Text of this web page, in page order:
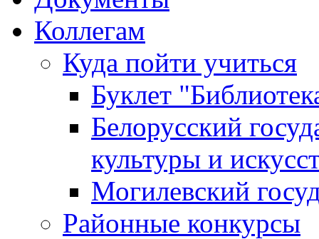
Коллегам
Куда пойти учиться
Буклет
Белорусский
культуры и
Могилевский
Районные конкурсы